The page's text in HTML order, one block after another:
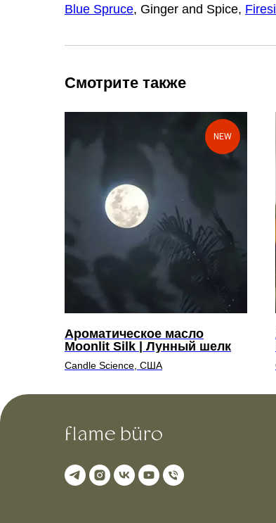
Blue Spruce, Ginger and Spice,
Смотрите также
NEW
Ароматическое масло
Moonlit Silk | Лунный шелк
Candle Science, США